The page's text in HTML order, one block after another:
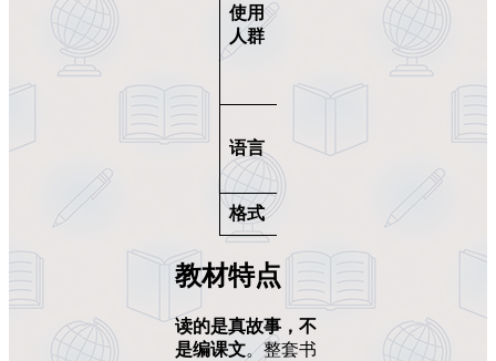
使用
人群
生
语言
（American
格式
教材特点
读的是真故事，不
是编课文。整套书